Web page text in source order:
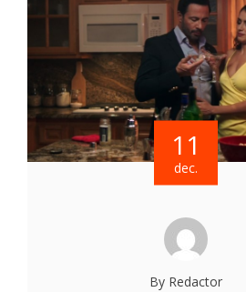
11
dec.
By Redactor